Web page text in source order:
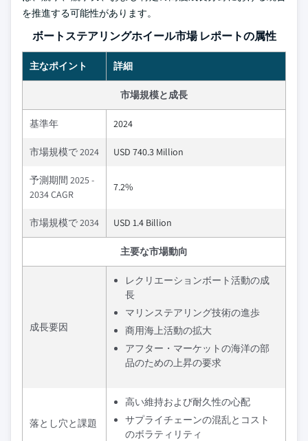
を推進する可能性があります。
ボートステアリングホイール市場 レポートの属性
主なポイント 詳細
市場規模と成長
基準年 2024
市場規模で 2024 USD 740.3 Million
予測期間 2025 -
2034 CAGR
7.2%
市場規模で 2034 USD 1.4 Billion
主要な市場動向
成長要因
レクリエーションボート活動の成
長
マリンステアリング技術の進歩
商用海上活動の拡大
アフター・マーケットの海洋の部
品のための上昇の要求
落とし穴と課題
高い維持および耐久性の心配
サプライチェーンの混乱とコスト
のボラティリティ